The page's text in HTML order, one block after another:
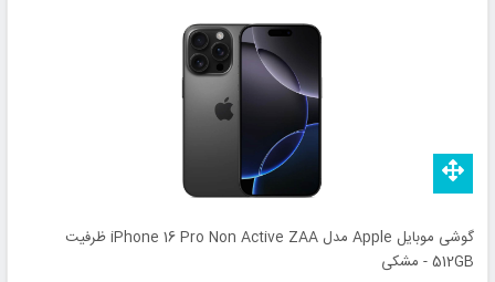
گوشی موبایل Apple مدل iPhone 16 Pro Non Active ZAA ظرفیت
512GB - مشکی